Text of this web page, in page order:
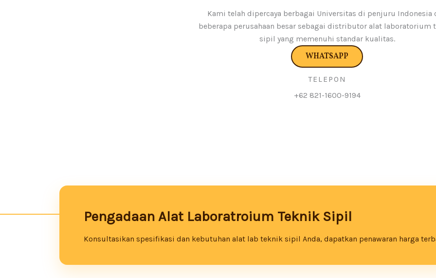
Kami telah dipercaya berbagai Universitas di penjuru Indonesia
beberapa perusahaan besar sebagai distributor alat laboratorium
sipil yang memenuhi standar kualitas.
WHATSAPP
TELEPON
+62 821-1600-9194
Pengadaan Alat Laboratroium Teknik Sipil
Konsultasikan spesifikasi dan kebutuhan alat lab teknik sipil Anda, dapatkan penawaran harga